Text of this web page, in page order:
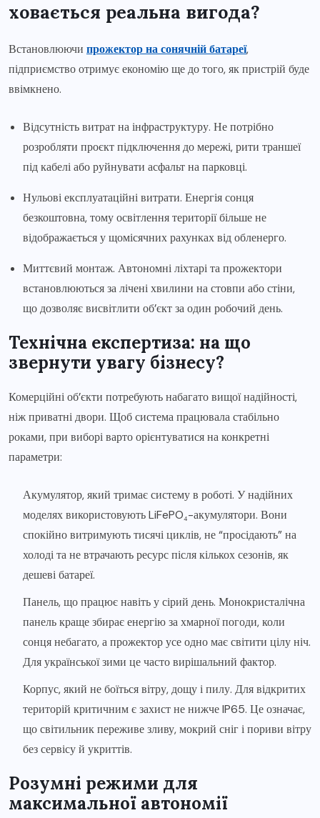
ховається реальна вигода?
Встановлюючи прожектор на сонячній батареї,
підприємство отримує економію ще до того, як пристрій буде
ввімкнено.
Відсутність витрат на інфраструктуру. Не потрібно
розробляти проєкт підключення до мережі, рити траншеї
під кабелі або руйнувати асфальт на парковці.
Нульові експлуатаційні витрати. Енергія сонця
безкоштовна, тому освітлення території більше не
відображається у щомісячних рахунках від обленерго.
Миттєвий монтаж. Автономні ліхтарі та прожектори
встановлюються за лічені хвилини на стовпи або стіни,
що дозволяє висвітлити об’єкт за один робочий день.
Технічна експертиза: на що
звернути увагу бізнесу?
Комерційні об’єкти потребують набагато вищої надійності,
ніж приватні двори. Щоб система працювала стабільно
роками, при виборі варто орієнтуватися на конкретні
параметри:
Акумулятор, який тримає систему в роботі. У надійних
моделях використовують LiFePO₄-акумулятори. Вони
спокійно витримують тисячі циклів, не “просідають” на
холоді та не втрачають ресурс після кількох сезонів, як
дешеві батареї.
Панель, що працює навіть у сірий день. Монокристалічна
панель краще збирає енергію за хмарної погоди, коли
сонця небагато, а прожектор усе одно має світити цілу ніч.
Для української зими це часто вирішальний фактор.
Корпус, який не боїться вітру, дощу і пилу. Для відкритих
територій критичним є захист не нижче IP65. Це означає,
що світильник переживе зливу, мокрий сніг і пориви вітру
без сервісу й укриттів.
Розумні режими для
максимальної автономії